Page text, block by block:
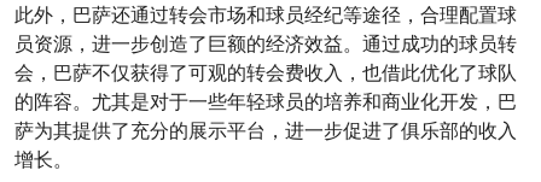
此外，巴萨还通过转会市场和球员经纪等途径，合理配置球
员资源，进一步创造了巨额的经济效益。通过成功的球员转
会，巴萨不仅获得了可观的转会费收入，也借此优化了球队
的阵容。尤其是对于一些年轻球员的培养和商业化开发，巴
萨为其提供了充分的展示平台，进一步促进了俱乐部的收入
增长。